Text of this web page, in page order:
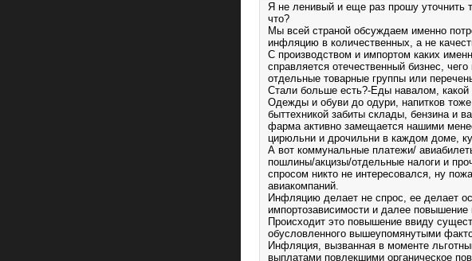
Я не ленивый и еще раз прошу уточнить
что?
Мы всей страной обсуждаем именно
инфляцию в количественных, а не
С производством и импортом каких
справляется отечественный бизнес,
отдельные товарные группы или
Стали больше есть?-Еды навалом, какой
Одежды и обуви до одури, напитков
быттехникой забиты склады, бензина и
фарма активно замещается нашими
цирюльни и дрочильни в каждом доме,
А вот коммунальные платежи/
пошлины/акцизы/отдельные налоги и
спросом никто не интересовался, ну
авиакомпаний.
Инфляцию делает не спрос, ее делает
импортозависимости и далее
Происходит это повышение ввиду
обусловленного вышеупомянутыми
Инфляция, вызванная в моменте
выплатами повлекшими органическое